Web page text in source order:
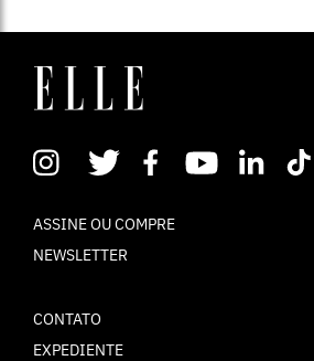
ASSINE OU COMPRE
NEWSLETTER
CONTATO
EXPEDIENTE